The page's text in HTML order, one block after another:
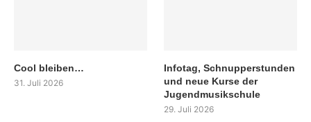
Cool bleiben…
31. Juli 2026
Infotag, Schnupperstunden
und neue Kurse der
Jugendmusikschule
29. Juli 2026